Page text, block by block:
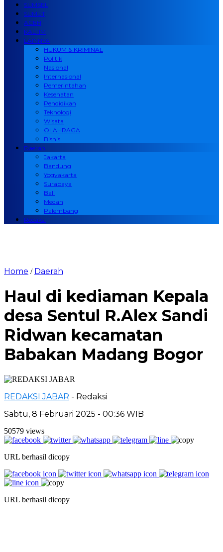
SUMSEL
SUMUT
ACEH
KALTIM
LAINNYA
HUKUM & KRIMINAL
Politik
Nasional
Internasional
Pemerintahan
Kesehatan
Pendidikan
Teknologi
Wisata
OLAHRAGA
Bisnis
Daerah
Jakarta
Bandung
Yogyakarta
Surabaya
Bali
Medan
Palembang
Redaksi
Home / Daerah
Haul di kediaman Kepala
desa Sentul R.Alex Sandi
Ridwan kecamatan
Babakan Madang Bogor
REDAKSI JABAR - Redaksi
Sabtu, 8 Februari 2025 - 00:36 WIB
50579 views
URL berhasil dicopy
URL berhasil dicopy